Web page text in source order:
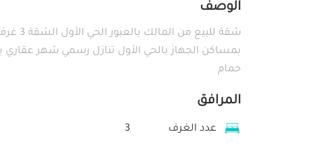
الوصف
حمام
المرافق
عدد الغرف 3